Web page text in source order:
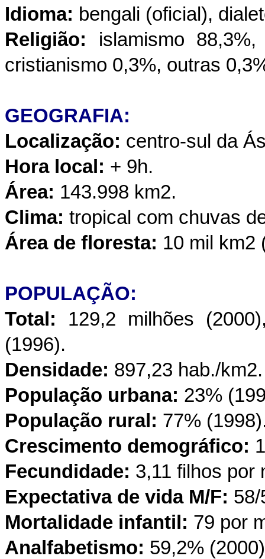
Idioma: bengali (oficial),
Religião: islamismo
cristianismo 0,3%, outras
GEOGRAFIA:
Localização: centro-sul da
Hora local: + 9h.
Área: 143.998 km2.
Clima: tropical com chuvas
Área de floresta: 10 mil km2
POPULAÇÃO:
Total: 129,2 milhões
(1996).
Densidade: 897,23 hab./km2.
População urbana: 23%
População rural: 77%
Crescimento demográfico:
Fecundidade: 3,11 filhos por
Expectativa de vida M/F:
Mortalidade infantil: 79 por
Analfabetismo: 59,2%